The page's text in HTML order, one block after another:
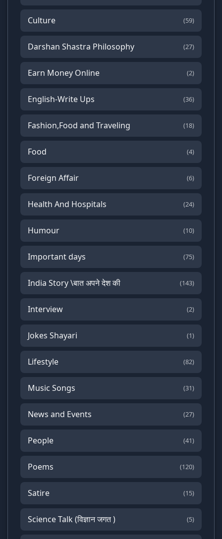
Culture (59)
Darshan Shastra Philosophy (27)
Earn Money Online (2)
English-Write Ups (36)
Fashion,Food and Traveling (18)
Food (4)
Foreign Affair (6)
Health And Hospitals (24)
Humour (10)
Important days (75)
India Story \बात अपने देश की (143)
Interview (2)
Jokes Shayari (1)
Lifestyle (82)
Music Songs (31)
News and Events (27)
People (41)
Poems (120)
Satire (15)
Science Talk (विज्ञान जगत ) (5)